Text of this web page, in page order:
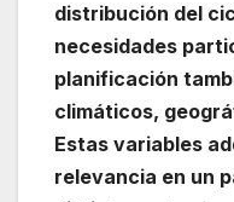
distribución del
necesidades
planificación
climáticos,
Estas variables
relevancia en un